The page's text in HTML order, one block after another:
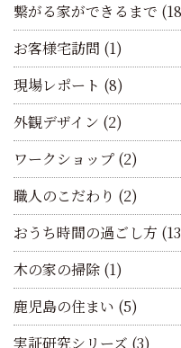
繋がる家ができるまで
お客様宅訪問 (1)
現場レポート (8)
外観デザイン (2)
ワークショップ (2)
職人のこだわり (2)
おうち時間の過ごし方
木の家の掃除 (1)
鹿児島の住まい (5)
実証研究シリーズ (3)